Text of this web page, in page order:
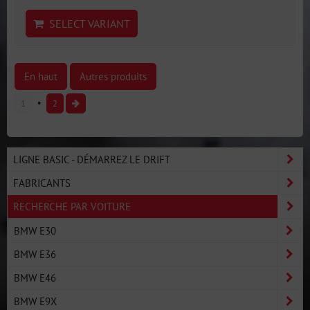
SELECT VARIANT
En haut Autres produits
1 2
LIGNE BASIC - DÉMARREZ LE DRIFT
FABRICANTS
RECHERCHE PAR VOITURE
BMW E30
BMW E36
BMW E46
BMW E9X